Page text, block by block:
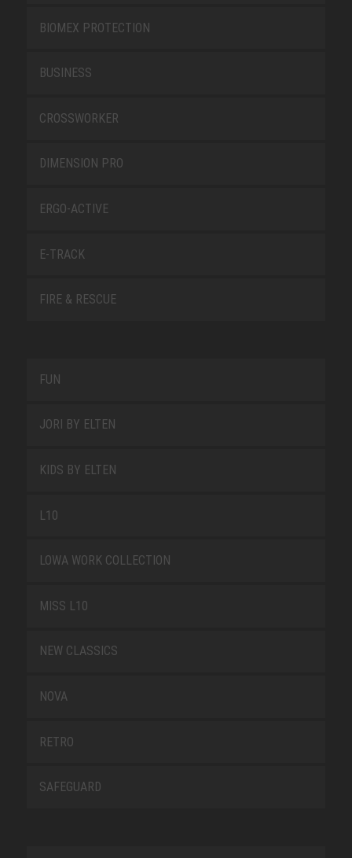
BIOMEX PROTECTION
BUSINESS
CROSSWORKER
DIMENSION PRO
ERGO-ACTIVE
E-TRACK
FIRE & RESCUE
FUN
JORI BY ELTEN
KIDS BY ELTEN
L10
LOWA WORK COLLECTION
MISS L10
NEW CLASSICS
NOVA
RETRO
SAFEGUARD